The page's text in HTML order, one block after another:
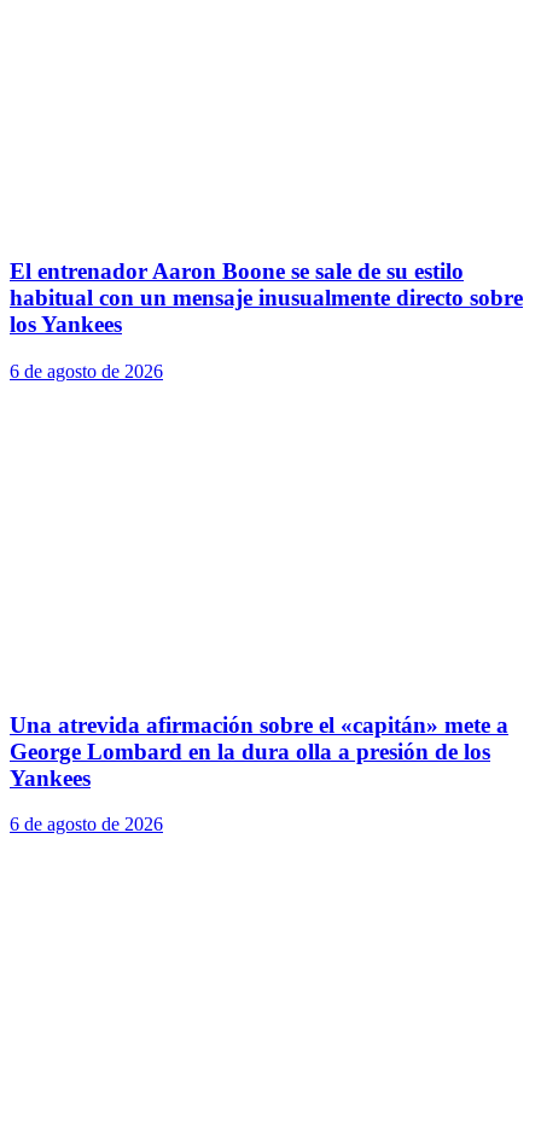
El entrenador Aaron Boone se sale de su estilo
habitual con un mensaje inusualmente directo sobre
los Yankees
6 de agosto de 2026
Una atrevida afirmación sobre el «capitán» mete a
George Lombard en la dura olla a presión de los
Yankees
6 de agosto de 2026